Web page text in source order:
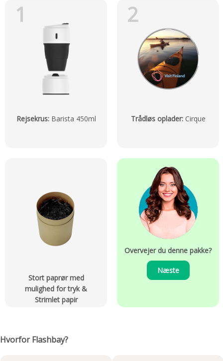
1
Rejsekrus: Barista 450ml
2
Trådløs oplader: Cirque
Stort paprør med
mulighed for tryk &
Strimlet papir
Overvejer du denne pakke?
Næste
Hvorfor Flashbay?